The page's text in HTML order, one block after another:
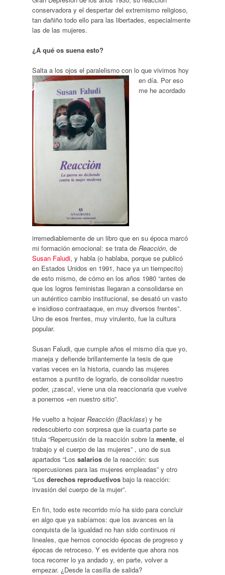
conservadora y el despertar del extremismo religioso,
tan dañiño todo ello para las libertades, especialmente
las de las mujeres.
¿A qué os suena esto?
Salta a los ojos el paralelismo con lo que vivimos hoy
en día. Por eso
me he acordado
irremediablemente de un libro que en su época marcó
mi formación emocional: se trata de Reacción, de
Susan Faludi, y habla (o hablaba, porque se publicó
en Estados Unidos en 1991, hace ya un tiempecito)
de esto mismo, de cómo en los años 1980 “antes de
que los logros feministas llegaran a consolidarse en
un auténtico cambio institucional, se desató un vasto
e insidioso contraataque, en muy diversos frentes”.
Uno de esos frentes, muy virulento, fue la cultura
popular.
Susan Faludi, que cumple años el mismo día que yo,
maneja y defiende brillantemente la tesis de que
varias veces en la historia, cuando las mujeres
estamos a puntito de lograrlo, de consolidar nuestro
poder, ¡zasca!, viene una ola reaccionaria que vuelve
a ponernos «en nuestro sitio”.
He vuelto a hojearReacción(Backlass) y he
redescubierto con sorpresa que la cuarta parte se
titula “Repercusión de la reacción sobre la mente, el
trabajo y el cuerpo de las mujeres” , uno de sus
apartados “Los salariosde la reacción: sus
repercusiones para las mujeres empleadas” y otro
“Los derechos reproductivosbajo la reacción:
invasión del cuerpo de la mujer”.
En fin, todo este recorrido mío ha sido para concluir
en algo que ya sabíamos: que los avances en la
conquista de la igualdad no han sido continuos ni
lineales, que hemos conocido épocas de progreso y
épocas de retroceso. Y es evidente que ahora nos
toca recorrer lo ya andado y, en parte, volver a
empezar. ¿Desde la casilla de salida?